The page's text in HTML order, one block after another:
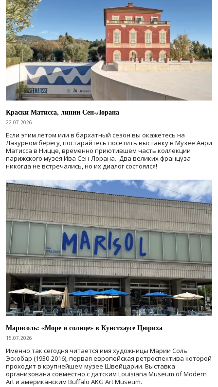
Краски Матисса, линии Сен-Лорана
22.07.2026
Если этим летом или в бархатный сезон вы окажетесь на
Лазурном берегу, постарайтесь посетить выставку в Музее Анри
Матисса в Ницце, временно приютившем часть коллекции
парижского музея Ива Сен-Лорана. Два великих француза
никогда не встречались, но их диалог состоялся!
Марисоль: «Море и солнце» в Кунстхаусе Цюриха
15.07.2026
Именно так сегодня читается имя художницы Марии Соль
Эскобар (1930-2016), первая европейская ретроспектива которой
проходит в крупнейшем музее Швейцарии. Выставка
организована совместно с датским Louisiana Museum of Modern
Art и американским Buffalo AKG Art Museum.